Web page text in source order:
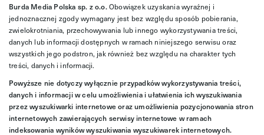
Burda Media Polska sp. z o.o.Obowiązek uzyskania wyraźnej i
jednoznacznej zgody wymagany jest bez względu sposób pobierania,
zwielokrotniania, przechowywania lub innego wykorzystywania treści,
danych lub informacji dostępnych w ramach niniejszego serwisu oraz
wszystkich jego podstron, jak również bez względu na charakter tych
treści, danych i informacji.
Powyższe nie dotyczy wyłącznie przypadków wykorzystywania treści,
danych i informacji w celu umożliwienia i ułatwienia ich wyszukiwania
przez wyszukiwarki internetowe oraz umożliwienia pozycjonowania stron
internetowych zawierających serwisy internetowe w ramach
indeksowania wyników wyszukiwania wyszukiwarek internetowych.